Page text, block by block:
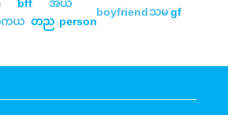
အယ
bff
boyfriend သမ
person
ယ တည
gf